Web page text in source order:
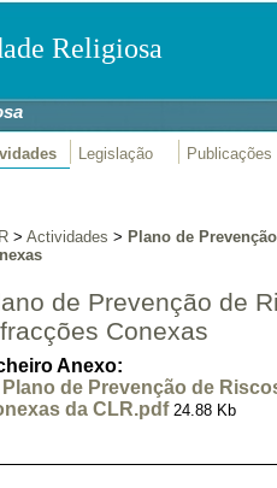
Religiosa
Legislação Publicações
> Actividades > Plano de
de Prevenção de
Conexas
Anexo:
Plano de Prevenção de
da CLR.pdf 24.88 Kb